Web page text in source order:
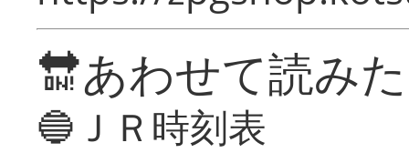
🔛あわせて読み
🔵ＪＲ時刻表